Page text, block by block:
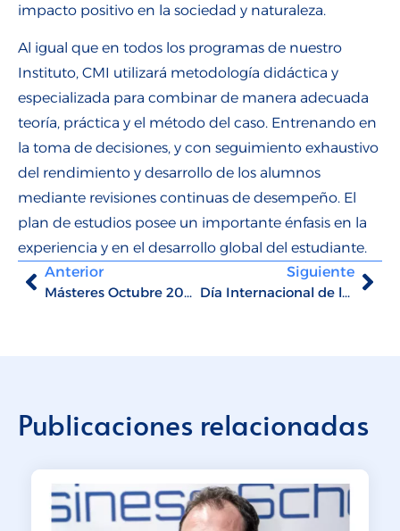
impacto positivo en la sociedad y naturaleza.
Al igual que en todos los programas de nuestro
Instituto, CMI utilizará metodología didáctica y
especializada para combinar de manera adecuada
teoría, práctica y el método del caso. Entrenando en
la toma de decisiones, y con seguimiento exhaustivo
del rendimiento y desarrollo de los alumnos
mediante revisiones continuas de desempeño. El
plan de estudios posee un importante énfasis en la
experiencia y en el desarrollo global del estudiante.
Anterior
Másteres Octubre 2020 de CMI
Siguiente
Día Internacional de la Madre Tierra
Publicaciones relacionadas